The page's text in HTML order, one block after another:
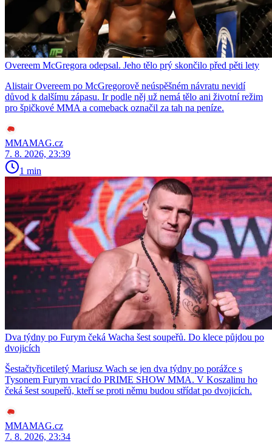
Overeem McGregora odepsal. Jeho tělo prý skončilo před pěti lety
Alistair Overeem po McGregorově neúspěšném návratu nevidí
důvod k dalšímu zápasu. Ir podle něj už nemá tělo ani životní režim
pro špičkové MMA a comeback označil za tah na peníze.
MMAMAG.cz
7. 8. 2026, 23:39
1 min
Dva týdny po Furym čeká Wacha šest soupeřů. Do klece půjdou po
dvojicích
Šestačtyřicetiletý Mariusz Wach se jen dva týdny po porážce s
Tysonem Furym vrací do PRIME SHOW MMA. V Koszalinu ho
čeká šest soupeřů, kteří se proti němu budou střídat po dvojicích.
MMAMAG.cz
7. 8. 2026, 23:34